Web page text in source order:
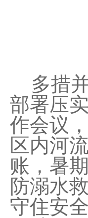
多措
部署压
作会议
区内河
账，暑
防溺水
守住安